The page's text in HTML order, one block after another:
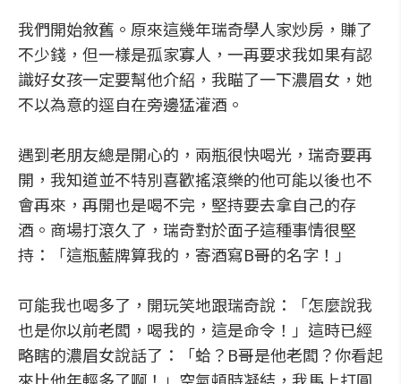
我們開始敘舊。原來這幾年瑞奇學人家炒房，賺了
不少錢，但一樣是孤家寡人，一再要求我如果有認
識好女孩一定要幫他介紹，我瞄了一下濃眉女，她
不以為意的逕自在旁邊猛灌酒。
遇到老朋友總是開心的，兩瓶很快喝光，瑞奇要再
開，我知道並不特別喜歡搖滾樂的他可能以後也不
會再來，再開也是喝不完，堅持要去拿自己的存
酒。商場打滾久了，瑞奇對於面子這種事情很堅
持：「這瓶藍牌算我的，寄酒寫B哥的名字！」
可能我也喝多了，開玩笑地跟瑞奇說：「怎麼說我
也是你以前老闆，喝我的，這是命令！」這時已經
略瞎的濃眉女說話了：「蛤？B哥是他老闆？你看起